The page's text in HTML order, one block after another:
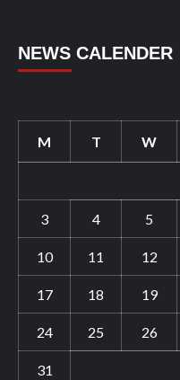
NEWS CALENDER
M T W
3 4 5
10 11 12
17 18 19
24 25 26
31